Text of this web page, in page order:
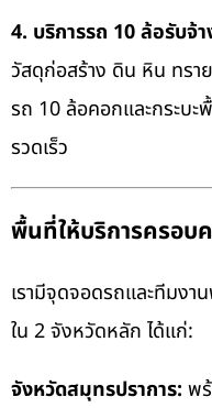
4. บริการรถ 10 ล้อรับจ้า
วัสดุก่อสร้าง ดิน หิน ทรา
รถ 10 ล้อคอกและกระบ
รวดเร็ว
พื้นที่ให้บริการครอบ
เรามีจุดจอดรถและทีมง
ใน 2 จังหวัดหลัก ได้แก่:
จังหวัดสมุทรปราการ: พ